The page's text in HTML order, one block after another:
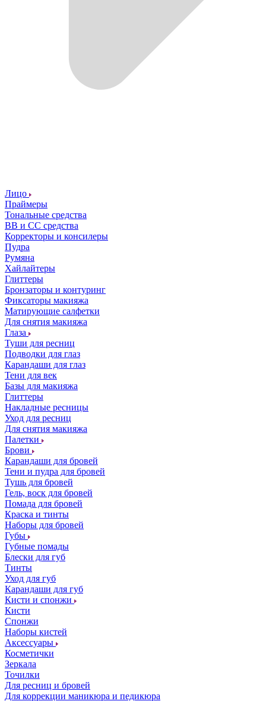
Лицо
Праймеры
Тональные средства
ВВ и СС средства
Корректоры и консилеры
Пудра
Румяна
Хайлайтеры
Глиттеры
Бронзаторы и контуринг
Фиксаторы макияжа
Матирующие салфетки
Для снятия макияжа
Глаза
Туши для ресниц
Подводки для глаз
Карандаши для глаз
Тени для век
Базы для макияжа
Глиттеры
Накладные ресницы
Уход для ресниц
Для снятия макияжа
Палетки
Брови
Карандаши для бровей
Тени и пудра для бровей
Тушь для бровей
Гель, воск для бровей
Помада для бровей
Краска и тинты
Наборы для бровей
Губы
Губные помады
Блески для губ
Тинты
Уход для губ
Карандаши для губ
Кисти и спонжи
Кисти
Спонжи
Наборы кистей
Аксессуары
Косметички
Зеркала
Точилки
Для ресниц и бровей
Для коррекции маникюра и педикюра